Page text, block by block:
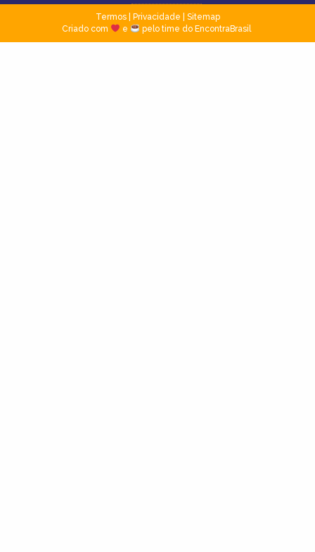
Termos| Privacidade
Sitemap
Criado com
e pelo time do EncontraBrasil